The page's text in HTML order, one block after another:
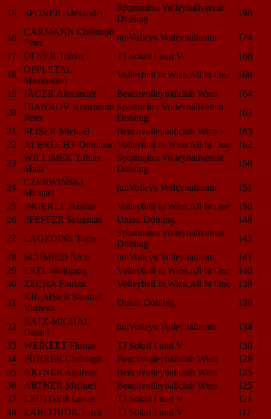
15 SPONER Alexander
Sportunion Volleyballverein
Döbling
190
16
CARMANN Christoph
Peter
hotVolleys Volleyballteam
174
17
OFNER Tobias TJ Sokol I und V
168
18
OPPLETAL
Maximilian
Volleyball in Wien All In One
168
19
JÄGER Alexander Beachvolleyballclub Wien
164
20
DIANKOV Konstantin
Peter
Sportunion Volleyballverein
Döbling
163
21
SEISER Michael Beachvolleyballclub Wien
163
22
ALBRECHT Dominik Volleyball in Wien All In One
162
23
WILLIMEK Tobias
Matti
Sportunion Volleyballverein
Döbling
158
24
CZERWIŃSKI
Michael
hotVolleys Volleyballteam
151
25
INGERLE Bastian Volleyball in Wien All In One
150
26
PFEFFER Sebastian Union Döbling
148
27
LAGZDIŅŠ Toms
Sportunion Volleyballverein
Döbling
143
28
SCHMIED Nico hotVolleys Volleyballteam
141
29
ERTL Wolfgang Volleyball in Wien All In One
140
30
ZECHA Florian Volleyball in Wien All In One
139
31
KREMSER Samuel
Vinzenz
Union Döbling 136
32
RATZ-MICHAL
Daniel
hotVolleys Volleyballteam
134
33
WEIKERT Florian TJ Sokol I und V
130
34
FÜHRER Christoph Beachvolleyballclub Wien
128
35
ARTNER Andreas Beachvolleyballclub Wien
125
36
ARTNER Michael Beachvolleyballclub Wien
125
37
LEUTGEB Lukas TJ Sokol I und V
121
38
ZABLOUDIL Luca TJ Sokol I und V
117